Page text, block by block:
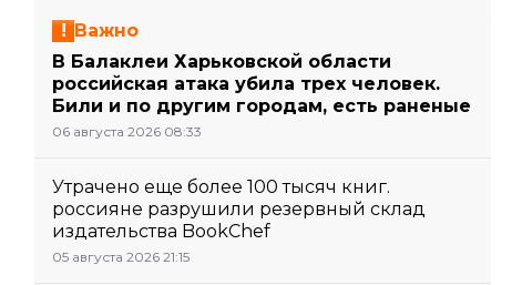
Важно
В Балаклеи Харьковской области
российская атака убила трех человек.
Били и по другим городам, есть раненые
06 августа 2026 08:33
Утрачено еще более 100 тысяч книг.
россияне разрушили резервный склад
издательства BookChef
05 августа 2026 21:15